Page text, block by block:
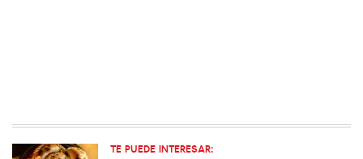
TE PUEDE INTERESAR: